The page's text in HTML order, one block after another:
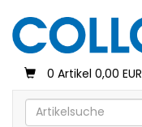
0 Artikel 0,00 EUR